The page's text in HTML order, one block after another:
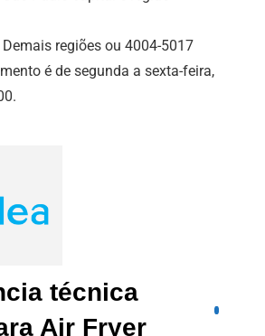
Demais regiões ou 4004-5017
é de segunda a sexta-feira,
técnica
Air Fryer